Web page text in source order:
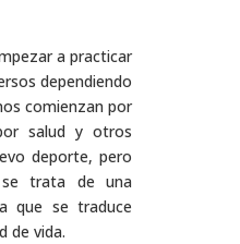
a practicar
dependiendo
comienzan por
salud y otros
deporte, pero
trata de una
que se traduce
de vida.